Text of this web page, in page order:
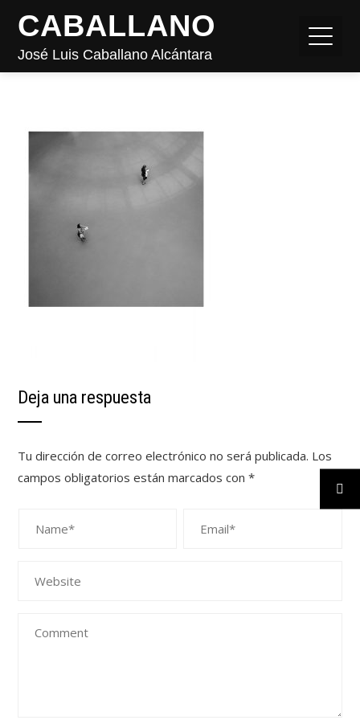
CABALLANO
José Luis Caballano Alcántara
Deja una respuesta
Tu dirección de correo electrónico no será publicada. Los
campos obligatorios están marcados con*